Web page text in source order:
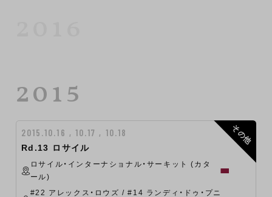
2015
2015.10.16 , 10.17 , 10.18
Rd.13 ロサイル
ロサイル・インターナショナル・サーキット (カタ
ール)
#22 アレックス・ロウズ / #14 ランディ・ドゥ・プニ
その他